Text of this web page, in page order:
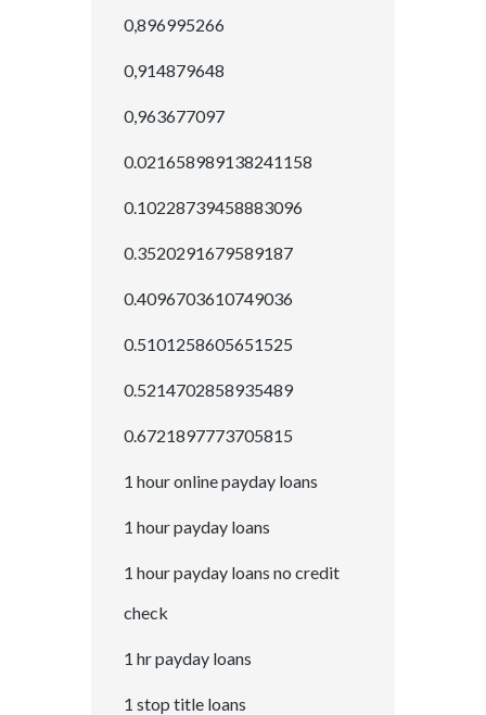
0,896995266
0,914879648
0,963677097
0.021658989138241158
0.10228739458883096
0.3520291679589187
0.4096703610749036
0.5101258605651525
0.5214702858935489
0.6721897773705815
1 hour online payday loans
1 hour payday loans
1 hour payday loans no credit
check
1 hr payday loans
1 stop title loans